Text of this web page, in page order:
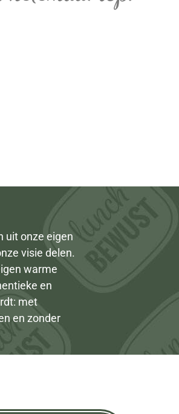
uit onze eigen
visie delen.
warme
en
met
en zonder